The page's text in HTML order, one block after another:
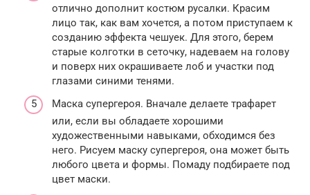
отлично дополнит костюм русалки. Красим
лицо так, как вам хочется, а потом приступаем к
созданию эффекта чешуек. Для этого, берем
старые колготки в сеточку, надеваем на голову
и поверх них окрашиваете лоб и участки под
глазами синими тенями.
Маска супергероя. Вначале делаете трафарет
или, если вы обладаете хорошими
художественными навыками, обходимся без
него. Рисуем маску супергероя, она может быть
любого цвета и формы. Помаду подбираете под
цвет маски.